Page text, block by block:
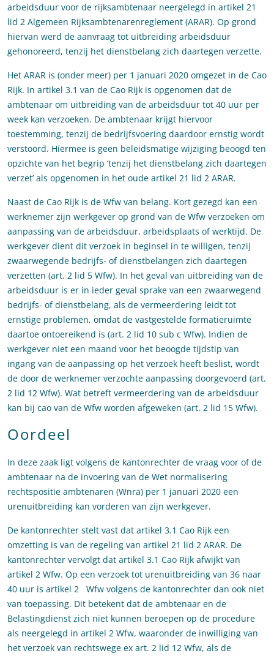
arbeidsduur voor de rijksambtenaar neergelegd in artikel 21
lid 2 Algemeen Rijksambtenarenreglement (ARAR). Op grond
hiervan werd de aanvraag tot uitbreiding arbeidsduur
gehonoreerd, tenzij het dienstbelang zich daartegen verzette.
Het ARAR is (onder meer) per 1 januari 2020 omgezet in de Cao
Rijk. In artikel 3.1 van de Cao Rijk is opgenomen dat de
ambtenaar om uitbreiding van de arbeidsduur tot 40 uur per
week kan verzoeken. De ambtenaar krijgt hiervoor
toestemming, tenzij de bedrijfsvoering daardoor ernstig wordt
verstoord. Hiermee is geen beleidsmatige wijziging beoogd ten
opzichte van het begrip ‘tenzij het dienstbelang zich daartegen
verzet’ als opgenomen in het oude artikel 21 lid 2 ARAR.
Naast de Cao Rijk is de Wfw van belang. Kort gezegd kan een
werknemer zijn werkgever op grond van de Wfw verzoeken om
aanpassing van de arbeidsduur, arbeidsplaats of werktijd. De
werkgever dient dit verzoek in beginsel in te willigen, tenzij
zwaarwegende bedrijfs- of dienstbelangen zich daartegen
verzetten (art. 2 lid 5 Wfw). In het geval van uitbreiding van de
arbeidsduur is er in ieder geval sprake van een zwaarwegend
bedrijfs- of dienstbelang, als de vermeerdering leidt tot
ernstige problemen, omdat de vastgestelde formatieruimte
daartoe ontoereikend is (art. 2 lid 10 sub c Wfw). Indien de
werkgever niet een maand voor het beoogde tijdstip van
ingang van de aanpassing op het verzoek heeft beslist, wordt
de door de werknemer verzochte aanpassing doorgevoerd (art.
2 lid 12 Wfw). Wat betreft vermeerdering van de arbeidsduur
kan bij cao van de Wfw worden afgeweken (art. 2 lid 15 Wfw).
Oordeel
In deze zaak ligt volgens de kantonrechter de vraag voor of de
ambtenaar na de invoering van de Wet normalisering
rechtspositie ambtenaren (Wnra) per 1 januari 2020 een
urenuitbreiding kan vorderen van zijn werkgever.
De kantonrechter stelt vast dat artikel 3.1 Cao Rijk een
omzetting is van de regeling van artikel 21 lid 2 ARAR. De
kantonrechter vervolgt dat artikel 3.1 Cao Rijk afwijkt van
artikel 2 Wfw. Op een verzoek tot urenuitbreiding van 36 naar
40 uur is artikel 2 Wfw volgens de kantonrechter dan ook niet
van toepassing. Dit betekent dat de ambtenaar en de
Belastingdienst zich niet kunnen beroepen op de procedure
als neergelegd in artikel 2 Wfw, waaronder de inwilliging van
het verzoek van rechtswege ex art. 2 lid 12 Wfw, als de